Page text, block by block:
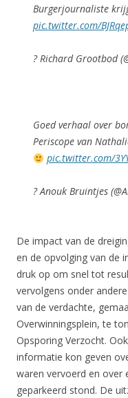
Burgerjournaliste
pic.twitter.com/
? Richard Grootbod
Goed verhaal over
Periscope van
pic.twitter.com/
? Anouk Bruintjes
De impact van de
en de opvolging van de
druk op om snel tot
vervolgens onder
van de verdachte,
Overwinningsplein, te
Opsporing Verzocht.
informatie kon geven
waren vervoerd en over
geparkeerd stond. De